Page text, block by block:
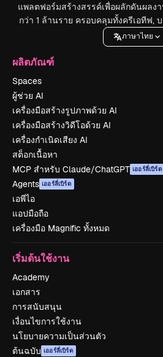
แพลตฟอร์มสร้างสรรค์เพื่อผลักดันผล
กว่า 1 ล้านราย ครอบคลุมทั้งครีเอทีฟ,
ภาษาไทย
ผลิตภัณฑ์
Spaces
ผู้ช่วย AI
เครื่องมือสร้างรูปภาพด้วย AI
เครื่องมือสร้างวิดีโอด้วย AI
เครื่องกำเนิดเสียง AI
สต็อกเนื้อหา
MCP สำหรับ Claude/ChatGPT เออร์ลี่เบิร์ด
Agents เออร์ลี่เบิร์ด
เอพีไอ
แอปมือถือ
เครื่องมือ Magnific ทั้งหมด
เริ่มต้นใช้งาน
Academy
เอกสาร
การสนับสนุน
เงื่อนไขการใช้งาน
นโยบายความเป็นส่วนตัว
ต้นฉบับ เออร์ลี่เบิร์ด